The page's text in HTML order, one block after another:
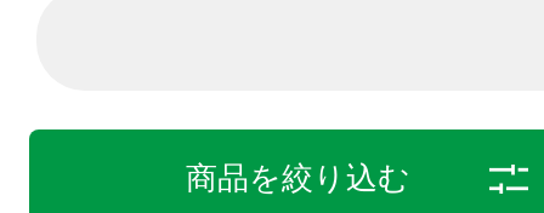
商品を絞り込む